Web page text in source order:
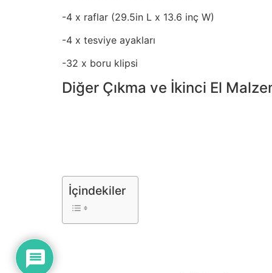
-4 x raflar (29.5in L x 13.6 inç W)
-4 x tesviye ayakları
-32 x boru klipsi
Diğer Çıkma ve İkinci El
İçindekiler